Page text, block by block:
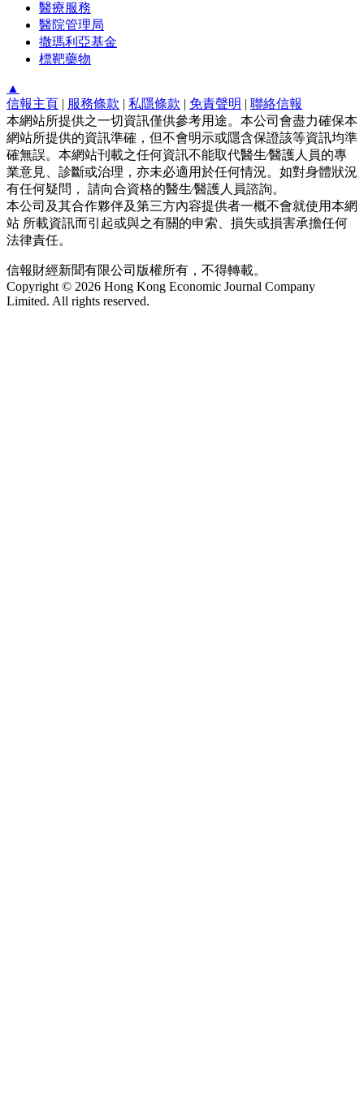
醫療服務
醫院管理局
撒瑪利亞基金
標靶藥物
▲
信報主頁 | 服務條款 | 私隱條款 | 免責聲明 | 聯絡信報
本網站所提供之一切資訊僅供參考用途。本公司會盡力確保本
網站所提供的資訊準確，但不會明示或隱含保證該等資訊均準
確無誤。本網站刊載之任何資訊不能取代醫生∕醫護人員的專
業意見、診斷或治理，亦未必適用於任何情況。如對身體狀況
有任何疑問， 請向合資格的醫生∕醫護人員諮詢。
本公司及其合作夥伴及第三方內容提供者一概不會就使用本網
站 所載資訊而引起或與之有關的申索、損失或損害承擔任何
法律責任。
信報財經新聞有限公司版權所有，不得轉載。
Copyright © 2026 Hong Kong Economic Journal Company
Limited. All rights reserved.